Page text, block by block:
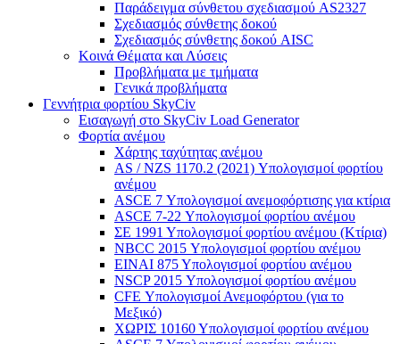
Παράδειγμα σύνθετου σχεδιασμού AS2327
Σχεδιασμός σύνθετης δοκού
Σχεδιασμός σύνθετης δοκού AISC
Κοινά Θέματα και Λύσεις
Προβλήματα με τμήματα
Γενικά προβλήματα
Γεννήτρια φορτίου SkyCiv
Εισαγωγή στο SkyCiv Load Generator
Φορτία ανέμου
Χάρτης ταχύτητας ανέμου
AS / NZS 1170.2 (2021) Υπολογισμοί φορτίου
ανέμου
ASCE 7 Υπολογισμοί ανεμοφόρτισης για κτίρια
ASCE 7-22 Υπολογισμοί φορτίου ανέμου
ΣΕ 1991 Υπολογισμοί φορτίου ανέμου (Κτίρια)
NBCC 2015 Υπολογισμοί φορτίου ανέμου
ΕΙΝΑΙ 875 Υπολογισμοί φορτίου ανέμου
NSCP 2015 Υπολογισμοί φορτίου ανέμου
CFE Υπολογισμοί Ανεμοφόρτου (για το
Μεξικό)
ΧΩΡΙΣ 10160 Υπολογισμοί φορτίου ανέμου